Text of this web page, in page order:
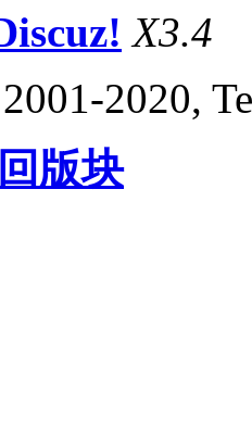
X3.4
2020,
版块